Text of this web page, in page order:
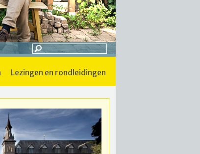
lezingen en rondleidingen